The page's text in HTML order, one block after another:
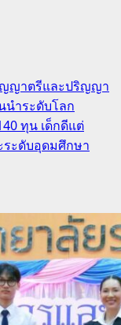
ญญาตรีและปริญญา
นำระดับโลก
ทุน เด็กดีแต่
ะดับอุดมศึกษา